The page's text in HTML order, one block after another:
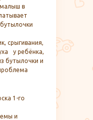
в
срыгивания,
у ребёнка,
бутылочки и
1-го
и